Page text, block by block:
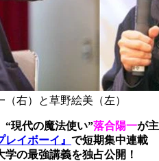
右）と草野絵美（左）
“現代の魔法使い”落合陽一が主
レイボーイ』 で短期集中連載
の最強講義を独占公開！